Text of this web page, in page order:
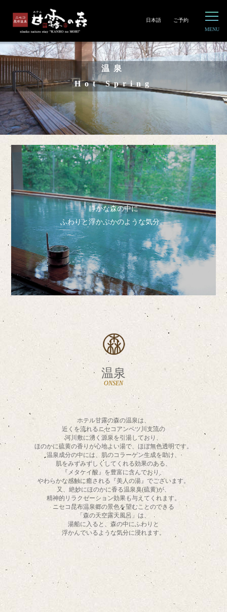
ご予約
日本語
温泉
Hot Spring
静かな森の中に
ふわりと浮かぶかのような気分。
温泉
ONSEN
ホテル甘露の森の温泉は、
近くを流れるニセコアンベツ川支流の
河川敷に湧く源泉を引湯しており、
ほのかに硫黄の香りが心地よい湯で、ほぼ無色透明です。
温泉成分の中には、肌のコラーゲン生成を助け、
肌をみずみずしくしてくれる効果のある、
『メタケイ酸』を豊富に含んでおり、
やわらかな感触に癒される『美人の湯』でございます。
又、絶妙にほのかに香る温泉臭(硫黄)が、
精神的リラクゼーション効果も与えてくれます。
ニセコ昆布温泉郷の景色を望むことのできる
「森の天空露天風呂」は、
湯船に入ると、森の中にふわりと
浮かんでいるような気分に浸れます。